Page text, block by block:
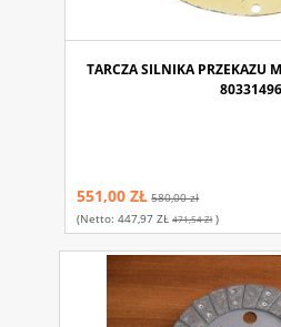
TARCZA SILNIKA PRZEKAZU
80331496
551,00 ZŁ 580,00 zł
(netto:447,97 ZŁ 471,54 Zł)